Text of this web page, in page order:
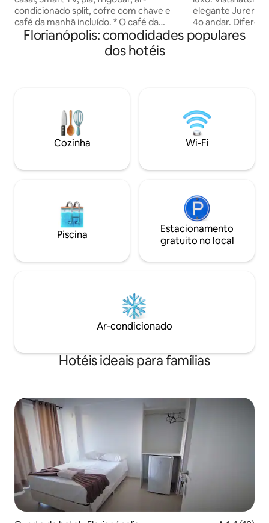
condicionado split, cofre com chave e
café da manhã incluído. * O café da
manhã é delicioso, montamos de acordo
com as suas preferências e é servido no
quarto ou ao ar livre (próximo a piscina),
hóspede é único e buscamos tornar a
experiência de hospedagem mais
agradável possível.
elegante Jurere
4o andar. Diferencias: sofá cama de alto
padrão.
cama do hotel
famílas maiores
pessoas.
Florianópolis: comodidades populares
dos hotéis
Cozinha Wi-Fi
Piscina
Estacionamento
gratuito no local
Ar-condicionado
Hotéis ideais para famílias